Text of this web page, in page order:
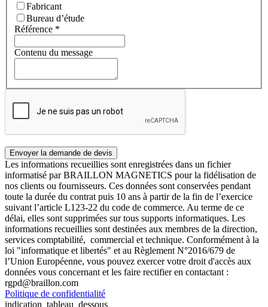
Fabricant
Bureau d’étude
Référence *
Contenu du message
Les informations recueillies sont enregistrées dans un fichier
informatisé par BRAILLON MAGNETICS pour la fidélisation de
nos clients ou fournisseurs. Ces données sont conservées pendant
toute la durée du contrat puis 10 ans à partir de la fin de l’exercice
suivant l’article L123-22 du code de commerce. Au terme de ce
délai, elles sont supprimées sur tous supports informatiques. Les
informations recueillies sont destinées aux membres de la direction,
services comptabilité, commercial et technique. Conformément à la
loi "informatique et libertés" et au Règlement N°2016/679 de
l’Union Européenne, vous pouvez exercer votre droit d'accès aux
données vous concernant et les faire rectifier en contactant :
rgpd@braillon.com
Politique de confidentialité
indication_tableau_dessous